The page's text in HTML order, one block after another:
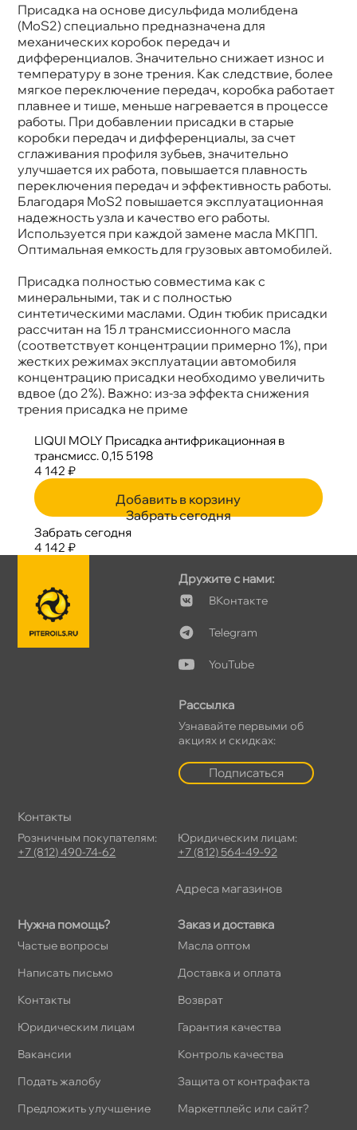
Присадка на основе дисульфида молибдена
(MoS2) специально предназначена для
механических коробок передач и
дифференциалов. Значительно снижает износ и
температуру в зоне трения. Как следствие, более
мягкое переключение передач, коробка работает
плавнее и тише, меньше нагревается в процессе
работы. При добавлении присадки в старые
коробки передач и дифференциалы, за счет
сглаживания профиля зубьев, значительно
улучшается их работа, повышается плавность
переключения передач и эффективность работы.
Благодаря MoS2 повышается эксплуатационная
надежность узла и качество его работы.
Используется при каждой замене масла МКПП.
Оптимальная емкость для грузовых автомобилей.
Присадка полностью совместима как с
минеральными, так и с полностью
синтетическими маслами. Один тюбик присадки
рассчитан на 15 л трансмиссионного масла
(соответствует концентрации примерно 1%), при
жестких режимах эксплуатации автомобиля
концентрацию присадки необходимо увеличить
двое (до 2%). Важно: из-за эффекта снижения
трения присадка не приме
Бренд
LIQUI MOLY
Объем
Артикул
5198
LIQUI MOLY Присадка антифрикационная
трансмисс. 0,15 5198
4 142 ₽
Добавить в корзину
Забрать сегодня
Забрать сегодня
4 142 ₽
Нужна помощь?
Частые вопросы
Написать письмо
Контакты
Юридическим лицам
акансии
Подать жалобу
Предложить улучшение
Заказ и доставка
Масла оптом
Доставка и оплата
озврат
Гарантия качества
Контроль качества
Защита от контрафакта
Маркетплейс или сайт?
Дружите с нами:
Контакте
Telegram
YouTube
Рассылка
Узнавайте первыми о
акциях и скидках:
Подписаться
Контакты
Розничным покупателям:
+7 (812) 490-74-62
Юридическим лицам:
+7 (812) 564-49-92
Адреса магазино